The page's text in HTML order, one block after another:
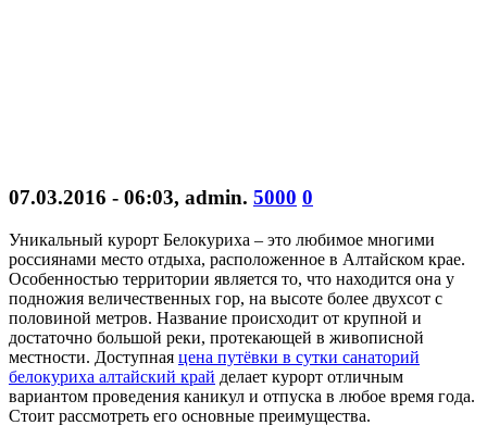
07.03.2016 - 06:03, admin. 5000 0
Уникальный курорт Белокуриха – это любимое многими
россиянами место отдыха, расположенное в Алтайском крае.
Особенностью территории является то, что находится она у
подножия величественных гор, на высоте более двухсот с
половиной метров. Название происходит от крупной и
достаточно большой реки, протекающей в живописной
местности. Доступная цена путёвки в сутки санаторий
белокуриха алтайский край делает курорт отличным
вариантом проведения каникул и отпуска в любое время года.
Стоит рассмотреть его основные преимущества.